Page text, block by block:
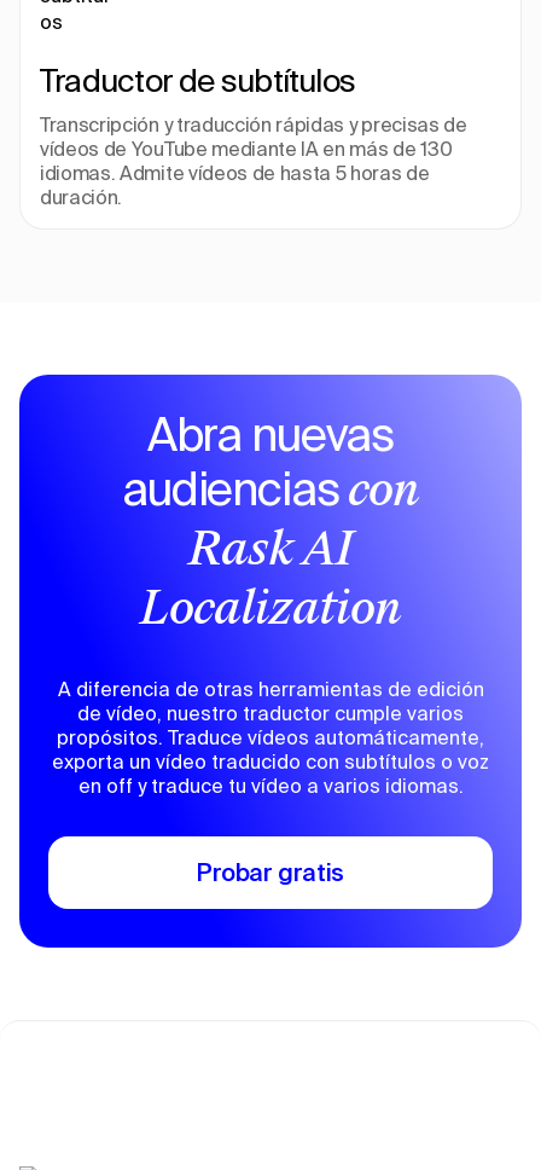
Traductor de subtítulos
Transcripción y traducción rápidas y precisas de
vídeos de YouTube mediante IA en más de 130
idiomas. Admite vídeos de hasta 5 horas de
duración.
Abra nuevas
audiencias con
Rask AI
Localization
A diferencia de otras herramientas de edición
de vídeo, nuestro traductor cumple varios
propósitos. Traduce vídeos automáticamente,
exporta un vídeo traducido con subtítulos o voz
en off y traduce tu vídeo a varios idiomas.
Probar gratis